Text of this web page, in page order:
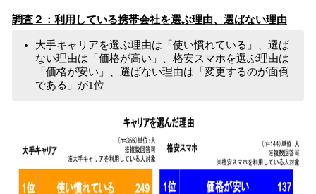
調査２：利用している携帯会社を選ぶ理由、選ばない理由
大手キャリアを選ぶ理由は「使い慣れている」、選ば
ない理由は「価格が高い」、格安スマホを選ぶ理由は
「価格が安い」、選ばない理由は「変更するのが面倒
である」が1位